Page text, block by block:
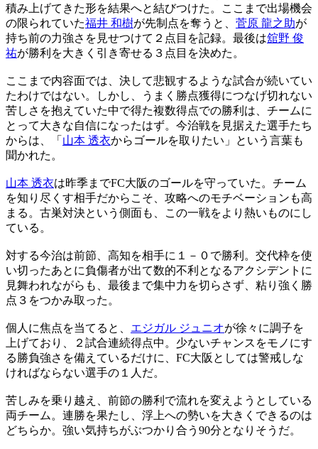
積み上げてきた形を結果へと結びつけた。ここまで出場機会
の限られていた福井 和樹が先制点を奪うと、 菅原 龍之助が
持ち前の力強さを見せつけて２点目を記録。最後は舘野 俊
祐が勝利を大きく引き寄せる３点目を決めた。
ここまで内容面では、決して悲観するような試合が続いてい
たわけではない。しかし、うまく勝点獲得につなげ切れない
苦しさを抱えていた中で得た複数得点での勝利は、チームに
とって大きな自信になったはず。今治戦を見据えた選手たち
からは、「 山本 透衣からゴールを取りたい」という言葉も
聞かれた。
山本 透衣は昨季までFC大阪のゴールを守っていた。チーム
を知り尽くす相手だからこそ、攻略へのモチベーションも高
まる。古巣対決という側面も、この一戦をより熱いものにし
ている。
対する今治は前節、高知を相手に１－０で勝利。交代枠を使
い切ったあとに負傷者が出て数的不利となるアクシデントに
見舞われながらも、最後まで集中力を切らさず、粘り強く勝
点３をつかみ取った。
個人に焦点を当てると、 エジガル ジュニオが徐々に調子を
上げており、２試合連続得点中。少ないチャンスをモノにす
る勝負強さを備えているだけに、FC大阪としては警戒しな
ければならない選手の１人だ。
苦しみを乗り越え、前節の勝利で流れを変えようとしている
両チーム。連勝を果たし、浮上への勢いを大きくできるのは
どちらか。強い気持ちがぶつかり合う90分となりそうだ。